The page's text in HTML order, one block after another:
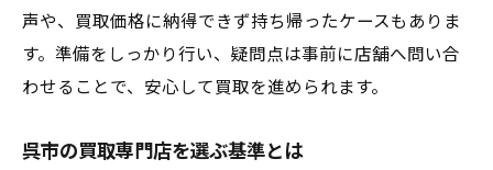
声や、買取価格に納得できず持ち帰ったケースもありま
す。準備をしっかり行い、疑問点は事前に店舗へ問い合
わせることで、安心して買取を進められます。
呉市の買取専門店を選ぶ基準とは